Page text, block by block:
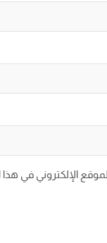
الإلكتروني في